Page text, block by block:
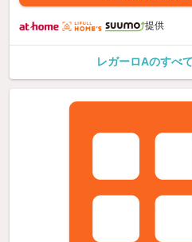
提供
レガーロAのすべ